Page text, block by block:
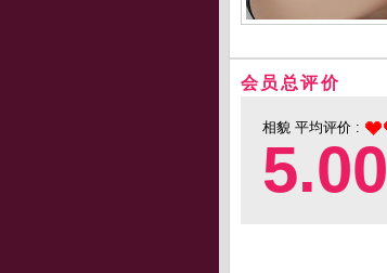
会员总评价
相貌 平均评价 :
5.00